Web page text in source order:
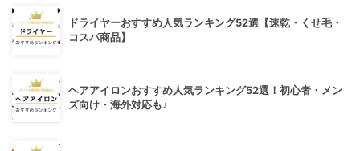
ドライヤーおすすめ人気ランキング52選【速乾・くせ毛・
コスパ商品】
ヘアアイロンおすすめ人気ランキング52選！初心者・メン
ズ向け・海外対応も♪